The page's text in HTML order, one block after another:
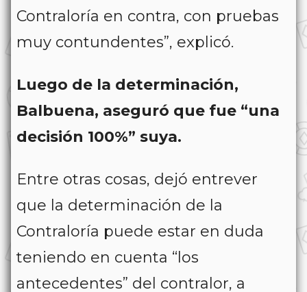
Contraloría en contra, con pruebas
muy contundentes”, explicó.
Luego de la determinación,
Balbuena, aseguró que fue “una
decisión 100%” suya.
Entre otras cosas, dejó entrever
que la determinación de la
Contraloría puede estar en duda
teniendo en cuenta “los
antecedentes” del contralor, a